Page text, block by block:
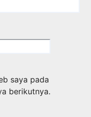
saya pada
berikutnya.